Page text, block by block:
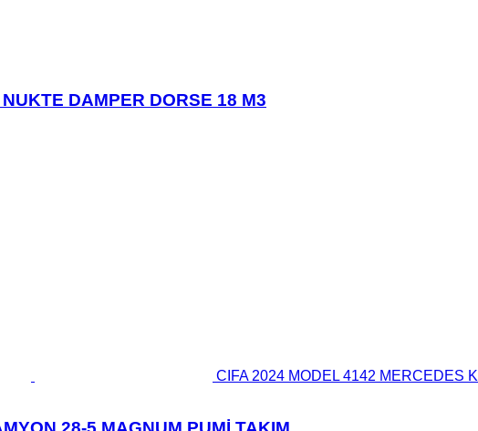
DAMPER DORSE 18 M3
CIFA 2024 MODEL 4142 MERCEDES